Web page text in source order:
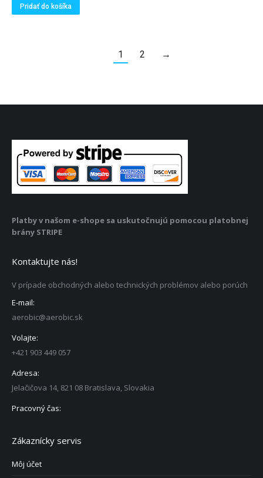
Pridať do košíka
1 2 →
Platby v našom e-shope sa uskutočnujú pomocou platobnej
brány STRIPE
Kontaktujte nás!
V prípade obchodných alebo technických problémov alebo porúch
E-mail:
aerobic@aerobic.sk
Volajte:
+421 903 449 057
Adresa:
Jelačičova 14, 821 08 Bratislava, Slovakia
Pracovný čas:
Zákaznícky servis
Môj účet